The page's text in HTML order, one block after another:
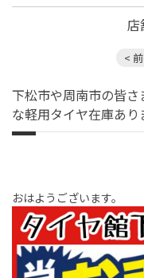
店
<
下松市や周南市の皆
な軽用タイヤ在庫あり
おはようございます。